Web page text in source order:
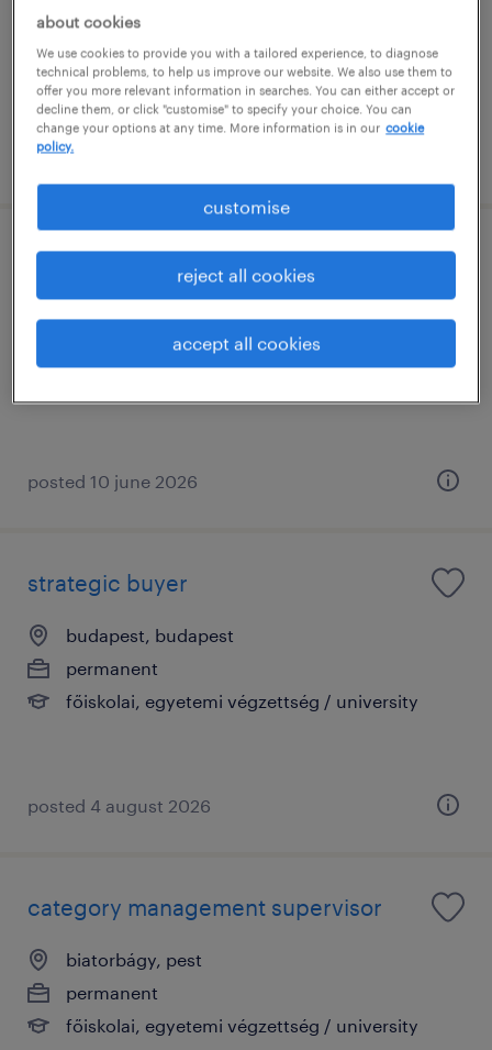
permanent
főiskolai, egyetemi végzettség / university
posted 7 august 2026
senior material planner
posted 10 june 2026
strategic buyer
budapest, budapest
permanent
főiskolai, egyetemi végzettség / university
posted 4 august 2026
category management supervisor
biatorbágy, pest
permanent
főiskolai, egyetemi végzettség / university
about cookies
We use cookies to provide you with a tailored experience, to diagnose
technical problems, to help us improve our website. We also use them to
offer you more relevant information in searches. You can either accept or
decline them, or click "customise" to specify your choice. You can
change your options at any time. More information is in our cookie
policy.
customise
reject all cookies
accept all cookies